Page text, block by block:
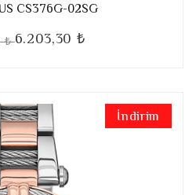
CS376G-02SG
₺6.203,30 ₺
İndirim